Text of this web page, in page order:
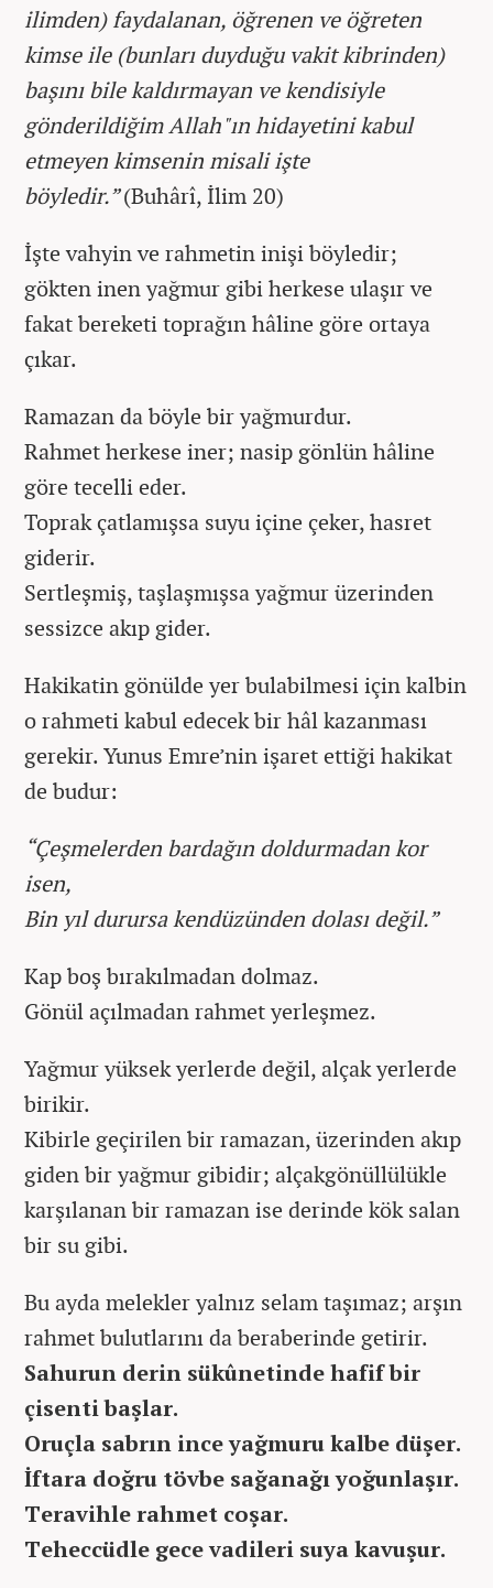
ilimden) faydalanan, öğrenen ve öğreten
kimse ile (bunları duyduğu vakit kibrinden)
başını bile kaldırmayan ve kendisiyle
gönderildiğim Allah"ın hidayetini kabul
etmeyen kimsenin misali işte
böyledir.”(Buhârî, İlim 20)
İşte vahyin ve rahmetin inişi böyledir;
gökten inen yağmur gibi herkese ulaşır ve
fakat bereketi toprağın hâline göre ortaya
çıkar.
Ramazan da böyle bir yağmurdur.
Rahmet herkese iner; nasip gönlün hâline
göre tecelli eder.
Toprak çatlamışsa suyu içine çeker, hasret
giderir.
Sertleşmiş, taşlaşmışsa yağmur üzerinden
sessizce akıp gider.
Hakikatin gönülde yer bulabilmesi için kalbin
o rahmeti kabul edecek bir hâl kazanması
gerekir. Yunus Emre’nin işaret ettiği hakikat
de budur:
“Çeşmelerden bardağın doldurmadan kor
isen,
Bin yıl durursa kendüzünden dolası değil.”
Kap boş bırakılmadan dolmaz.
Gönül açılmadan rahmet yerleşmez.
Yağmur yüksek yerlerde değil, alçak yerlerde
birikir.
Kibirle geçirilen bir ramazan, üzerinden akıp
giden bir yağmur gibidir; alçakgönüllülükle
karşılanan bir ramazan ise derinde kök salan
bir su gibi.
Bu ayda melekler yalnız selam taşımaz; arşın
rahmet bulutlarını da beraberinde getirir.
Sahurun derin sükûnetinde hafif bir
çisenti başlar.
Oruçla sabrın ince yağmuru kalbe düşer.
İftara doğru tövbe sağanağı yoğunlaşır.
Teravihle rahmet coşar.
Teheccüdle gece vadileri suya kavuşur.